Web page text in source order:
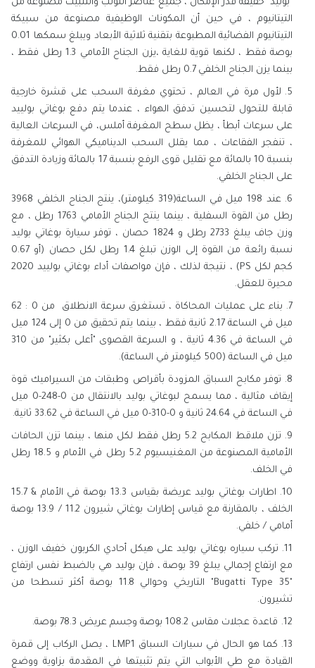
"بوليد" خفيفة قدر الإمكان ، جميع عناصر اللولب والتثبيت مصنوعة من
التيتانيوم ، في حين أن المكونات الوظيفية مصنوعة من سبيكة
التيتانيوم الفضائية المطبوعة بتقنية ثلاثية الأبعاد ويبلغ سمكها 0.01
بوصة فقط ، لكنها قوية للغاية ،يزن الجناح الأمامي 1.3 رطل فقط ،
بينما يزن الجناح الخلفي 0.7 رطل فقط.
لأول مرة في العالم ، تحتوي مغرفة السحب على قشرة خارجية
قابلة للتحول لتحسين تدفق الهواء ، عندما يتم دفع بوغاتي بولييد
على سرعات أبطأ ، يظل سطح المغرفة أملس، في السرعات العالية
، تنفجر الفقاعات ، مما يقلل السحب الديناميكي الهوائي للمغرفة
بنسبة 10 بالمائة مع تقليل قوى الرفع بنسبة 17 بالمائة وزيادة التدفق
على الجناح الخلفي.
عند 198 ميل في الساعة(319 كيلومتر)، ينتج الجناح الخلفي 3968
رطل من القوة السفلية ، بينما ينتج الجناح الأمامي 1763 رطل ، مع
وزن جاف يبلغ 2733 رطل و 1824 حصان ، توفر سيارة بوغاتي بوليد
نسبة رائعة من القوة إلى الوزن تبلغ 1.4 رطل لكل حصان (أو 0.67
كجم لكل PS) ، نتيجة لذلك ، فإن مواصفات أداء بوغاتي بولييد 2020
محيرة للعقل.
بناء على عمليات المحاكاة ، تستغرق سرعة الانطلاق من 0 : 62
ميل في الساعة 2.17 ثانية فقط ، بينما يتم تحقيق من 0 إلى 124 ميل
في الساعة في 4.36 ثانية ، و السرعة القصوى "أعلى بكثير" من 310
ميل في الساعة (500 كيلومتر في الساعة).
توفر مكابح السباق المزودة بأقراص وطبقات من السيراميك قوة
إيقاف مثالية ، مما يسمح لبوغاتي بوليد بالانتقال من 0-248-0 ميل
في الساعة في 24.64 ثانية و 0-310-0 ميل في الساعة في 33.62 ثانية.
تزن ملاقط المكابح 5.2 رطل فقط لكل منها ، بينما تزن الحافات
الأمامية المصنوعة من المغنيسيوم 5.2 رطل في الأمام و 18.5 رطل
في الخلف.
اطارات بوغاتي بوليد عريضة بقياس 13.3 بوصة في الأمام & 15.7
الخلف ، بالمقارنة مع قياس إطارات بوغاتي شيرون 11.2 / 13.9 بوصة
أمامي / خلفي.
تركب سياره بوغاتي بوليد على هيكل أحادي الكربون خفيف الوزن ،
مع ارتفاع إجمالي يبلغ 39 بوصة ، فإن بوليد هي بالضبط نفس ارتفاع
"Bugatti Type 35" التاريخي وحوالي 11.8 بوصة أكثر تسطحا من
تشيرون.
قاعدة عجلات مقاس 108.2 بوصة وجسم عريض 78.3 بوصة.
كما هو الحال في سيارات السباق LMP1 ، يصل الركاب إلى قمرة
القيادة مع طي الأبواب التي يتم تثبيتها في المقدمة بزاوية ووضع